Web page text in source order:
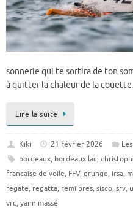
sonnerie qui te sortira de ton
à quitter la chaleur de la
Lire la suite
Kiki 21 février 2026
bordeaux, bordeaux lac,
francaise de voile, FFV, grunge, irsa,
regate, regatta, remi bres, sisco, srv,
vrc, yann massé